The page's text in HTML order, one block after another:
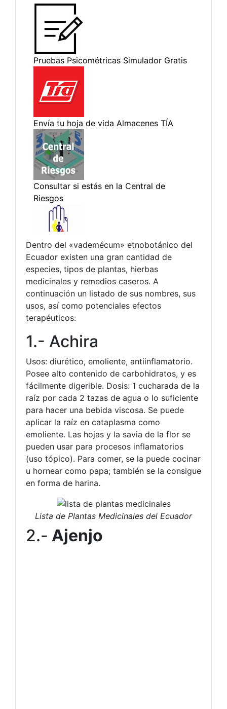
Dentro del «vademécum» etnobotánico del
Ecuador existen una gran cantidad de
especies, tipos de plantas, hierbas
medicinales y remedios caseros. A
continuación un listado de sus nombres, sus
usos, así como potenciales efectos
terapéuticos:
1.- Achira
Usos: diurético, emoliente, antiinflamatorio.
Posee alto contenido de carbohidratos, y es
fácilmente digerible. Dosis: 1 cucharada de la
raíz por cada 2 tazas de agua o lo suficiente
para hacer una bebida viscosa. Se puede
aplicar la raíz en cataplasma como
emoliente. Las hojas y la savia de la flor se
pueden usar para procesos inflamatorios
(uso tópico). Para comer, se la puede cocinar
u hornear como papa; también se la consigue
en forma de harina.
Lista de Plantas Medicinales del Ecuador
2.- Ajenjo